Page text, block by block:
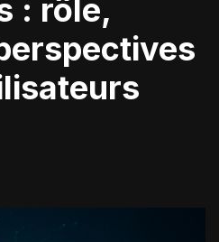
: rôle,